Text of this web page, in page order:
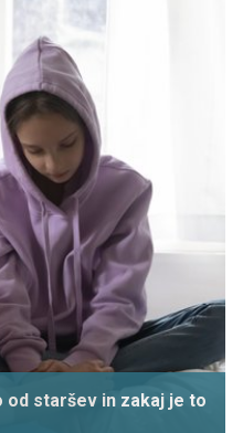
od staršev in zakaj je to